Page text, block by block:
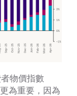
物價指數
為重要，因為